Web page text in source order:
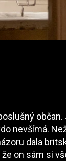
občan.
nevšímá.
dala
on sám si